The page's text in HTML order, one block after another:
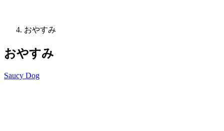
おやすみ
おやすみ
Saucy Dog